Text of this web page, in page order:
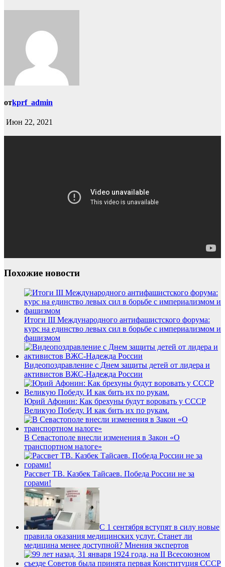
отkprf_admin
Июн 22, 2021
Похожие новости
Итоги III Международного антифашистского форума:
курс на единство левых сил в борьбе с империализмом и
фашизмом
Видеопоздравление с Днем защиты детей от лидера и
активистов ВЖС-Надежда России
Юрий Афонин: Как брехуны будут воровать у СССР
Великую Победу. И как бить их по рукам.
В Севастополе внесли изменения в Закон «О
транспортном налоге»
Рассвет ТВ. Казбек Тайсаев. Победа России не за
горами!
С 1 сентября вступят в силу новые
правила оказания медицинских услуг. Станет ли
медицина менее доступной? Мнения экспертов